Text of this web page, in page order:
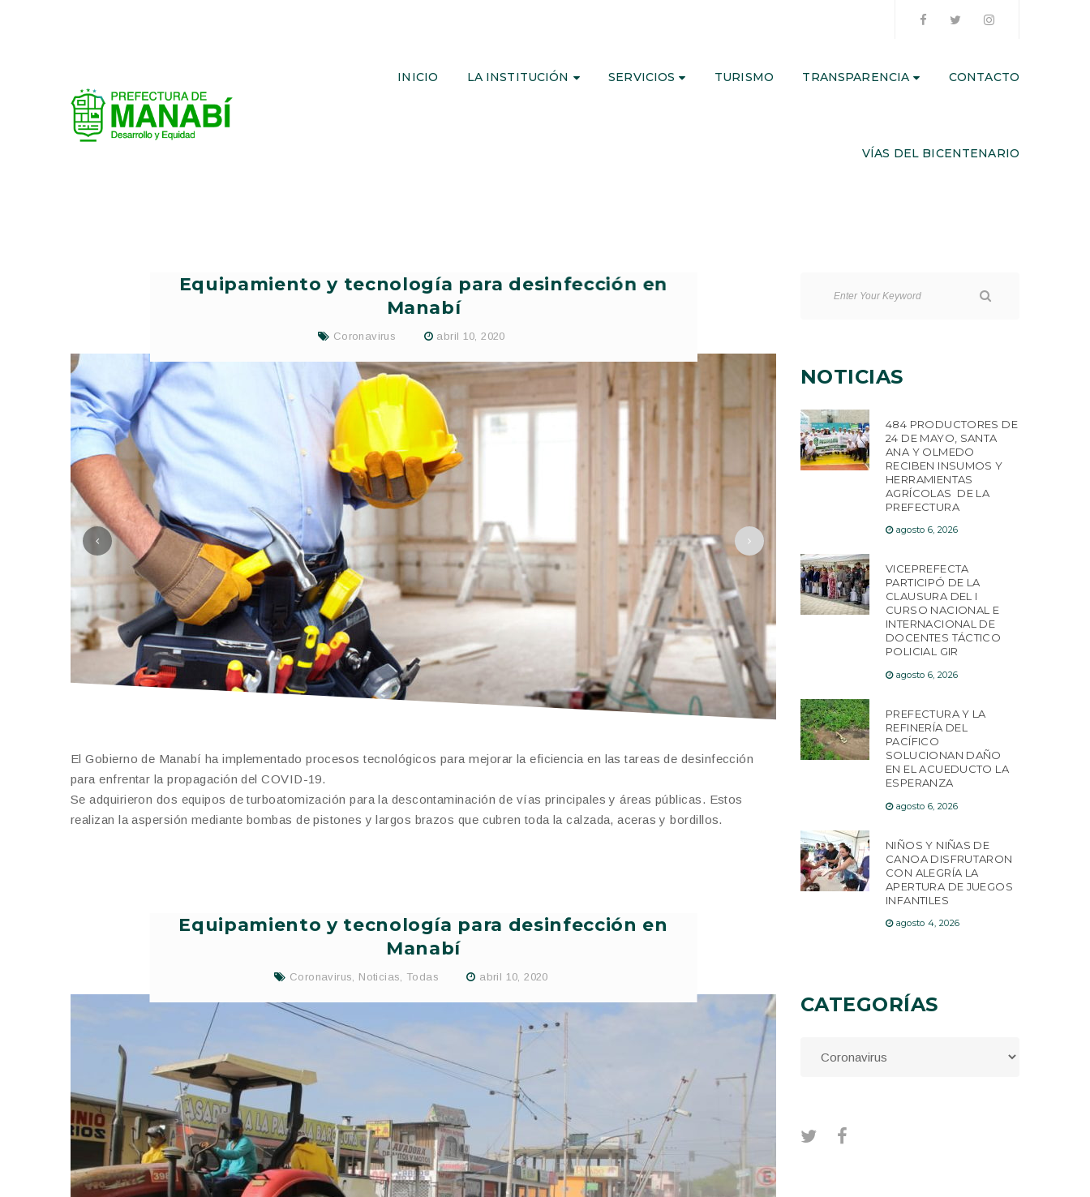
INICIO LA INSTITUCIÓN SERVICIOS TURISMO TRANSPARENCIA CONTACTO
VÍAS DEL BICENTENARIO
Equipamiento y tecnología para desinfección en
Manabí
Coronavirus abril 10, 2020
El Gobierno de Manabí ha implementado procesos tecnológicos para mejorar la eficiencia en las tareas de desinfección
para enfrentar la propagación del COVID-19.
Se adquirieron dos equipos de turboatomización para la descontaminación de vías principales y áreas públicas. Estos
realizan la aspersión mediante bombas de pistones y largos brazos que cubren toda la calzada, aceras y bordillos.
Equipamiento y tecnología para desinfección en
Manabí
Coronavirus, Noticias, Todas abril 10, 2020
NOTICIAS
484 PRODUCTORES DE
24 DE MAYO, SANTA
ANA Y OLMEDO
RECIBEN INSUMOS Y
HERRAMIENTAS
AGRÍCOLAS DE LA
PREFECTURA
agosto 6, 2026
VICEPREFECTA
PARTICIPÓ DE LA
CLAUSURA DEL I
CURSO NACIONAL E
INTERNACIONAL DE
DOCENTES TÁCTICO
POLICIAL GIR
agosto 6, 2026
PREFECTURA Y LA
REFINERÍA DEL
PACÍFICO
SOLUCIONAN DAÑO
EN EL ACUEDUCTO LA
ESPERANZA
agosto 6, 2026
NIÑOS Y NIÑAS DE
CANOA DISFRUTARON
CON ALEGRÍA LA
APERTURA DE JUEGOS
INFANTILES
agosto 4, 2026
CATEGORÍAS